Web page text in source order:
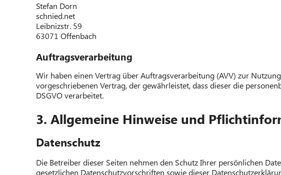
Stefan Dorn
schnied.net
Leibnizstr. 59
63071 Offenbach
Auftragsverarbeitung
Wir haben einen Vertrag über Auftragsverarbeitung (AVV) zur
vorgeschriebenen Vertrag, der gewährleistet, dass dieser die
DSGVO verarbeitet.
3. Allgemeine Hinweise und
Datenschutz
Die Betreiber dieser Seiten nehmen den Schutz Ihrer persönlichen
gesetzlichen Datenschutzvorschriften sowie dieser